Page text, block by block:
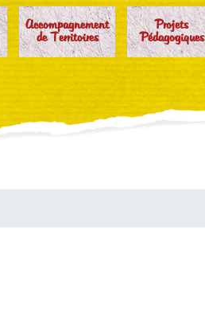
Accompagnement
de Territoires
Projets
Pédagogiques